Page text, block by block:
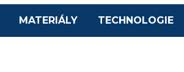
MATERIÁLY TECHNOLOGIE